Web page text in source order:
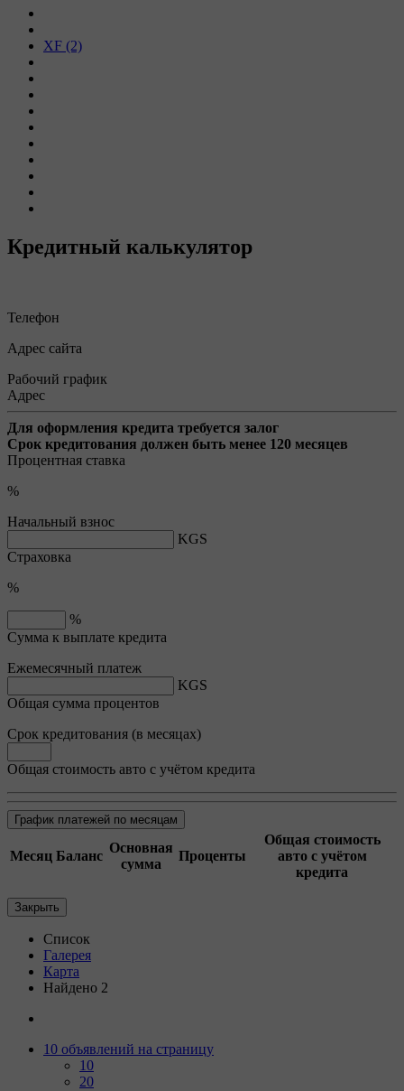
XF (2)
Кредитный калькулятор
Телефон
Адрес сайта
Рабочий график
Адрес
Для оформления кредита требуется залог
Срок кредитования должен быть менее 120 месяцев
Процентная ставка
%
Начальный взнос
KGS
Страховка
%
%
Сумма к выплате кредита
Ежемесячный платеж
KGS
Общая сумма процентов
Срок кредитования (в месяцах)
Общая стоимость авто с учётом кредита
График платежей по месяцам
Месяц Баланс
Основная
сумма
Проценты
Общая стоимость
авто с учётом
кредита
Закрыть
Список
Галерея
Карта
Найдено 2
10 объявлений на страницу
10
20